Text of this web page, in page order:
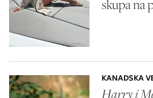
skupa na
KANADSKA
Harry i